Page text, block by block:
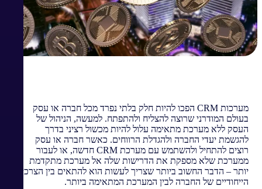
מערכות CRM הפכו להיות חלק בלתי נפרד מכל חברה או עסק
בעולם המודרני שרוצה להצליח ולהתפתח. למעשה, הניהול של
העסק ללא מערכת מתאימה עלול להיות מכשול רציני בדרך
להגשמת יעדי החברה ולהגדלת הרווחים. כאשר חברה או עסק
רוצים להתחיל ולהשתמש עם מערכת CRM חדשה, או לעבור
ממערכת שלא מספקת את הדרישות שלה אל מערכת מתקדמת
יותר – הדבר החשוב ביותר שצריך לעשות הוא להתאים בין הצרכים
הייחודיים של החברה לבין המערכת המתאימה ביותר.